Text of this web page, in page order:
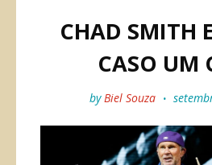
CHAD SMITH
CASO UM
by Biel Souza